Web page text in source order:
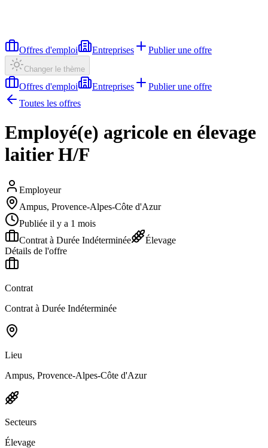
Offres d'emploi Entreprises Publier une offre
Changer le thème
Offres d'emploi Entreprises
Publier une offre
Toutes les offres
Employé(e) agricole en élevage
laitier H/F
Employeur
Ampus, Provence-Alpes-Côte d'Azur
Publiée il y a 1 mois
Contrat à Durée Indéterminée
Élevage
Détails de l'offre
Contrat
Contrat à Durée Indéterminée
Lieu
Ampus, Provence-Alpes-Côte d'Azur
Secteurs
Élevage